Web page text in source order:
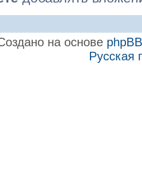
на основе phpBB
Русская